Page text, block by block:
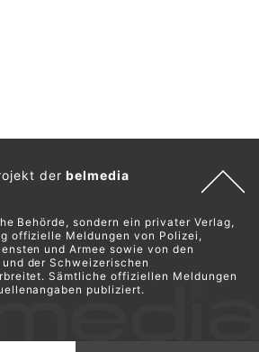
derbelmedia
Behörde, sondern ein privater Verlag,
offizielle Meldungen von Polizei,
und Armee sowie von den
der Schweizerischen
Sämtliche offiziellen Meldungen
publiziert.